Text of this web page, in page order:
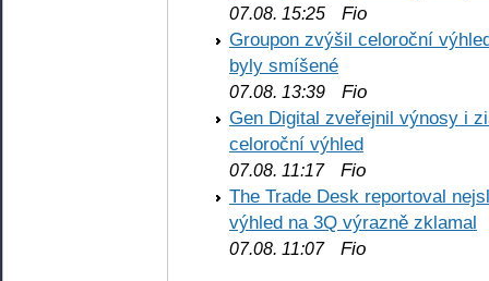
07.08. 15:25 Fio
Groupon zvýšil celoroční
byly smíšené
07.08. 13:39 Fio
Gen Digital zveřejnil výnosy i
celoroční výhled
07.08. 11:17Fio
The Trade Desk reportoval
výhled na 3Q výrazně zklamal
07.08. 11:07Fio